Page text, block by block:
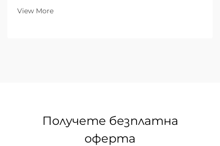
специализирани в метална обработка,
View More
Получете безплатна
оферта